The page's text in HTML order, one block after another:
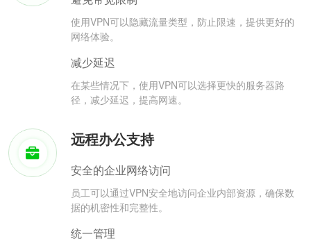
使用VPN可以隐藏流量类型，防止限速，提供更好的
网络体验。
减少延迟
在某些情况下，使用VPN可以选择更快的服务器路
径，减少延迟，提高网速。
远程办公支持
安全的企业网络访问
员工可以通过VPN安全地访问企业内部资源，确保数
据的机密性和完整性。
统一管理